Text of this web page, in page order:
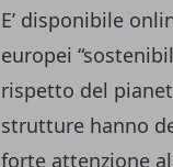
E’ disponibile
europei
rispetto del
strutture hanno
forte attenzione